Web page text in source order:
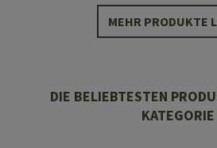
MEHR PRODUKTE
DIE BELIEBTESTEN
KATEGORIE